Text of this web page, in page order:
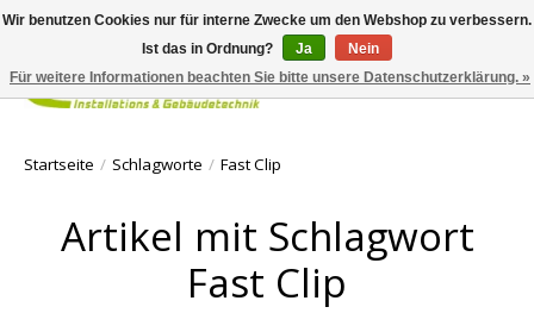
Ihr
Startseite / Schlagworte / Fast Clip
Artikel mit Schlagwort
Fast Clip
Wir benutzen Cookies nur für interne Zwecke um den Webshop zu verbessern.
Ist das in Ordnung?
Ja
Nein
Für weitere Informationen beachten Sie bitte unsere Datenschutzerklärung. »